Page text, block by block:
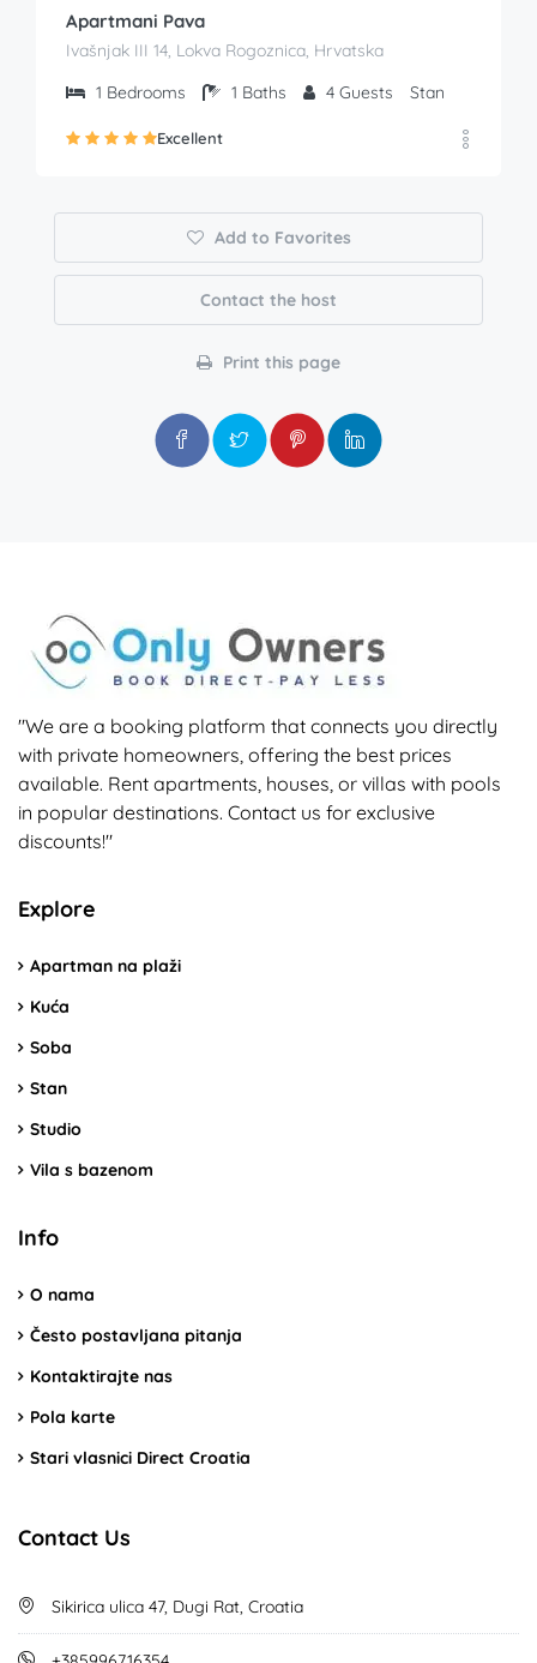
Apartmani Pava
Ivašnjak III 14, Lokva Rogoznica, Hrvatska
1 Bedrooms 1 Baths 4 Guests Stan
Excellent
Add to Favorites
Contact the host
Print this page
"We are a booking platform that connects you directly
with private homeowners, offering the best prices
available. Rent apartments, houses, or villas with pools
in popular destinations. Contact us for exclusive
discounts!"
Explore
Apartman na plaži
Kuća
Soba
Stan
Studio
Vila s bazenom
Info
O nama
Često postavljana pitanja
Kontaktirajte nas
Pola karte
Stari vlasnici Direct Croatia
Contact Us
Sikirica ulica 47, Dugi Rat, Croatia